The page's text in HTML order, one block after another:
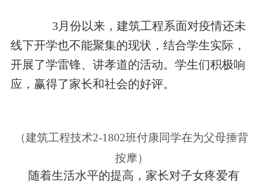
3月份以来，建筑工程系面对疫情还未
线下开学也不能聚集的现状，结合学生实际，
开展了学雷锋、讲孝道的活动。学生们积极响
应，赢得了家长和社会的好评。
（建筑工程技术2-1802班付康同学在为父母捶背
按摩）
随着生活水平的提高，家长对子女疼爱有